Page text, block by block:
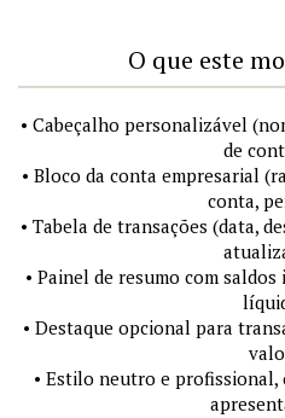
O que este
• Cabeçalho personalizável
de
• Bloco da conta empresarial
conta,
• Tabela de transações (data,
• Painel de resumo com
• Destaque opcional para
• Estilo neutro e